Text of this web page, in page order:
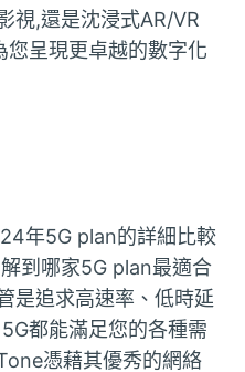
視,還是沈浸式AR/VR
呈現更卓越的數字化
年5G plan的詳細比較
到哪家5G plan最適合
是追求高速率、低時延
都能滿足您的各種需
憑藉其優秀的網絡